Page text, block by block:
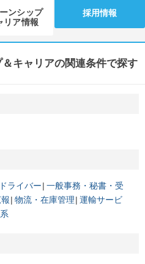
ンシップ
リア情報
採用情報
キャリアの関連条件で探す
ドライバー 一般事務・秘書・受
物流・在庫管理 運輸サービ